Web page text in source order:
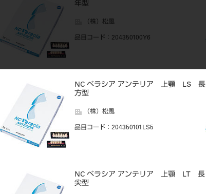
年型
（株）松風
品目コード ：204350100Y6
NC ベラシア アンテリア 上顎 LS 長
方型
（株）松風
品目コード ：204350101LS5
NC ベラシア アンテリア 上顎 LT 長
尖型